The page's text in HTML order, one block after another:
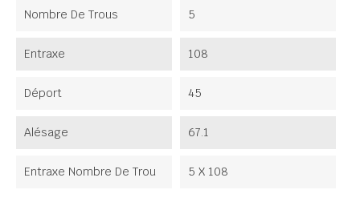
Nombre De Trous 5
Entraxe 108
Déport 45
Alésage 67.1
Entraxe Nombre De Trou 5 X 108